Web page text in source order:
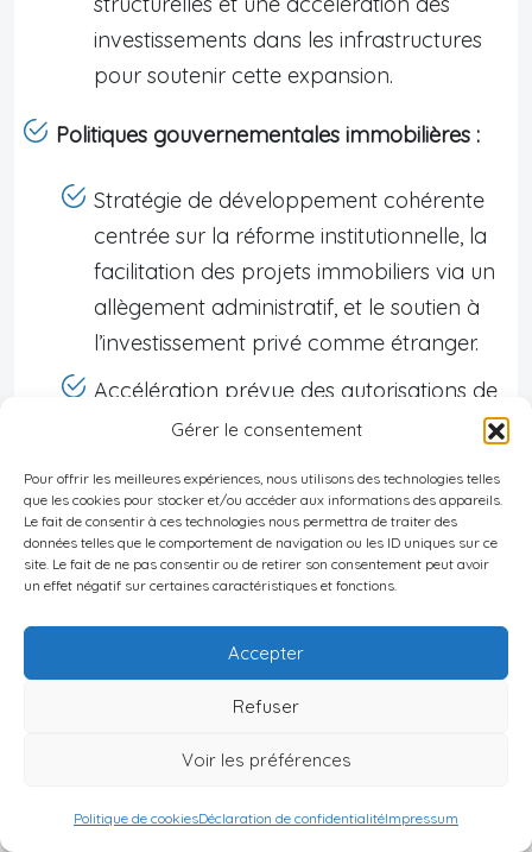
Gérer le consentement
Pour offrir les meilleures expériences, nous utilisons des technologies telles
que les cookies pour stocker et/ou accéder aux informations des appareils.
Le fait de consentir à ces technologies nous permettra de traiter des
données telles que le comportement de navigation ou les ID uniques sur ce
site. Le fait de ne pas consentir ou de retirer son consentement peut avoir
un effet négatif sur certaines caractéristiques et fonctions.
Accepter
Refuser
Voir les préférences
Politique de cookiesDéclaration de confidentialitéImpressum
investissements dans les infrastructures
pour soutenir cette expansion.
Politiques gouvernementales immobilières :
Stratégie de développement cohérente
centrée sur la réforme institutionnelle, la
facilitation des projets immobiliers via un
allègement administratif, et le soutien à
l’investissement privé comme étranger.
Accélération prévue des autorisations de
projet et renforcement du secteur
Investissements étrangers :
Les flux d’IDE restent stables autour de 25
milliards USD par an. L’immobilier
demeure un secteur attractif grâce aux
politiques pro-investissement et à
mondiales.